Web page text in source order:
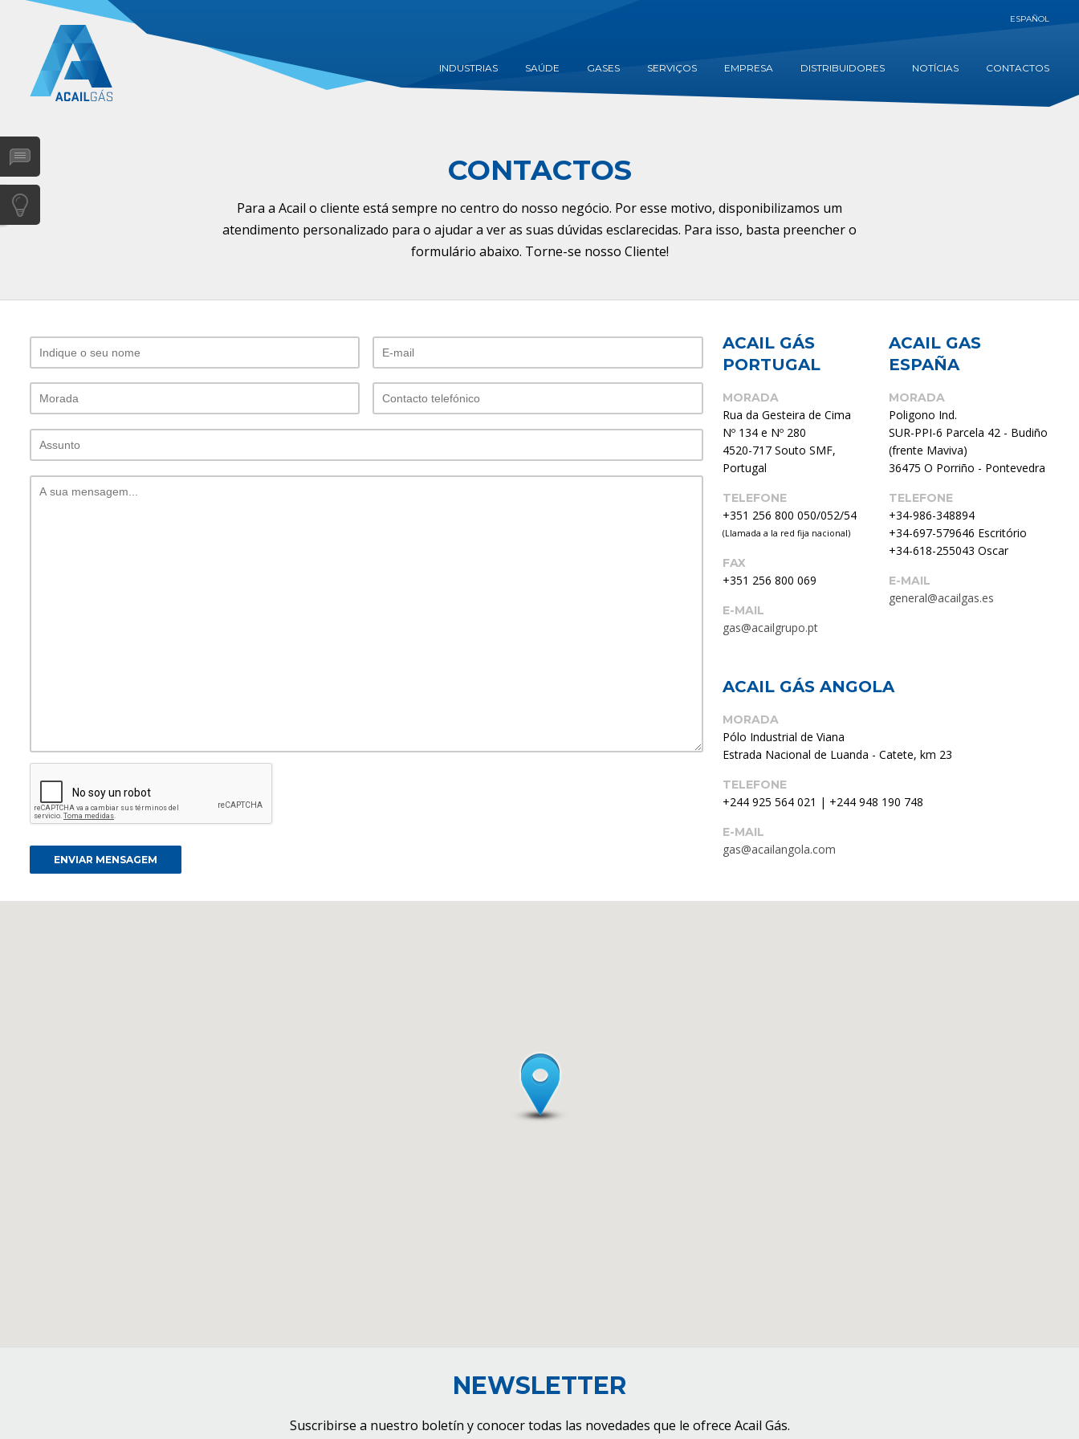
ESPAÑOL
INDUSTRIAS SAÚDE GASES SERVIÇOS EMPRESA DISTRIBUIDORES NOTÍCIAS CONTACTOS
CONTACTOS
Para a Acail o cliente está sempre no centro do nosso negócio. Por esse motivo, disponibilizamos um
atendimento personalizado para o ajudar a ver as suas dúvidas esclarecidas. Para isso, basta preencher o
formulário abaixo. Torne-se nosso Cliente!
ACAIL GÁS
PORTUGAL
MORADA
Rua da Gesteira de Cima
Nº 134 e Nº 280
4520-717 Souto SMF,
Portugal
TELEFONE
+351 256 800 050/052/54
(Llamada a la red fija nacional)
FAX
+351 256 800 069
E-MAIL
gas@acailgrupo.pt
ACAIL GAS
ESPAÑA
MORADA
Poligono Ind.
SUR-PPI-6 Parcela 42 - Budiño
(frente Maviva)
36475 O Porriño - Pontevedra
TELEFONE
+34-986-348894
+34-697-579646 Escritório
+34-618-255043 Oscar
E-MAIL
general@acailgas.es
ACAIL GÁS ANGOLA
MORADA
Pólo Industrial de Viana
Estrada Nacional de Luanda - Catete, km 23
TELEFONE
+244 925 564 021 | +244 948 190 748
E-MAIL
gas@acailangola.com
NEWSLETTER
Suscribirse a nuestro boletín y conocer todas las novedades que le ofrece Acail Gás.